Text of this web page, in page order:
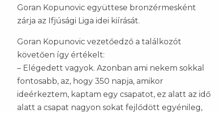
Goran Kopunovic együttese bronzérmesként
zárja az Ifjúsági Liga idei kiírását.
Goran Kopunovic vezetőedző a találkozót
követően így értékelt:
– Elégedett vagyok. Azonban ami nekem sokkal
fontosabb, az, hogy 350 napja, amikor
ideérkeztem, kaptam egy csapatot, ez alatt az idő
alatt a csapat nagyon sokat fejlődött egyénileg,